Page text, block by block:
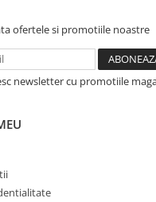
ofertele si promotiile noastre
newsletter cu promotiile